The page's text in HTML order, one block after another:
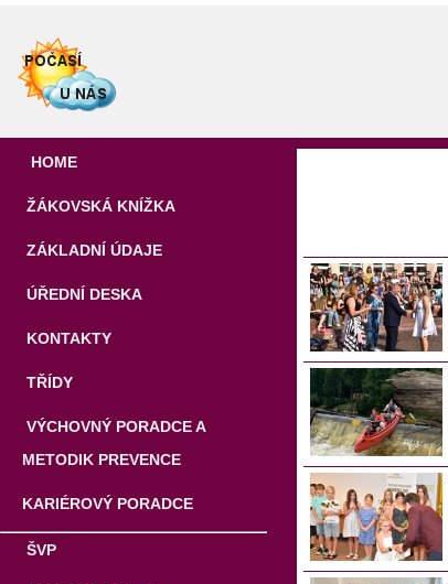
HOME
ŽÁKOVSKÁ KNÍŽKA
ZÁKLADNÍ ÚDAJE
ÚŘEDNÍ DESKA
KONTAKTY
TŘÍDY
VÝCHOVNÝ PORADCE A
METODIK PREVENCE
KARIÉROVÝ PORADCE
ŠVP